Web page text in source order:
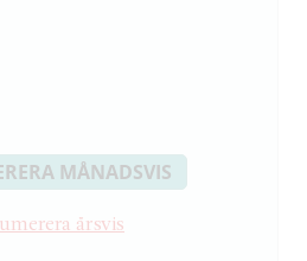
MÅNADSVIS
årsvis